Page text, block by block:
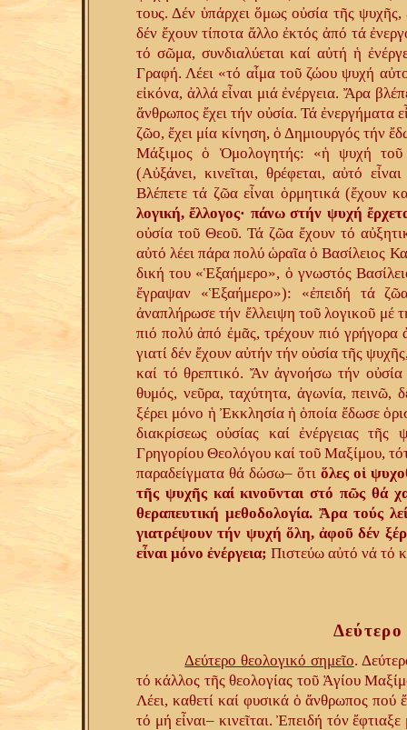
τους. Δέν ὑπάρχει ὅμως οὐσία τῆς ψυχῆς,
δέν ἔχουν τίποτα ἄλλο ἐκτός ἀπό τά
τό σῶμα, συνδιαλύεται καί αὐτή ἡ
Γραφή. Λέει «τό αἷμα τοῦ ζώου ψυχή
εἰκόνα, ἀλλά εἶναι μιά ἐνέργεια. Ἄρα
ἄνθρωπος ἔχει τήν οὐσία. Τά ἐνεργήματα
ζῶο, ἔχει μία κίνηση, ὁ Δημιουργός τήν
Μάξιμος ὁ Ὁμολογητής: «ἡ ψυχή τοῦ
(Αὐξάνει, κινεῖται, θρέφεται, αὐτό
Βλέπετε τά ζῶα εἶναι ὁρμητικά (ἔχουν
λογική, ἔλλογος· πάνω στήν ψυχή
οὐσία τοῦ Θεοῦ. Τά ζῶα ἔχουν τό
αὐτό λέει πάρα πολύ ὡραῖα ὁ Βασίλειος
δική του «Ἑξαήμερο», ὁ γνωστός
ἔγραψαν «Ἑξαήμερο»): «ἐπειδή τά
ἀναπλήρωσε τήν ἔλλειψη τοῦ λογικοῦ μέ
πιό πολύ ἀπό ἐμᾶς, τρέχουν πιό
γιατί δέν ἔχουν αὐτήν τήν οὐσία τῆς
καί τό θρεπτικό. Ἄν ἀγνοήσω τήν οὐσία
θυμός, νεῦρα, ταχύτητα, ἀγωνία,
ξέρει μόνο ἡ Ἐκκλησία ἡ ὁποία ἔδωσε
διακρίσεως οὐσίας καί ἐνέργειας
Γρηγορίου Θεολόγου καί τοῦ Μαξίμου,
παραδείγματα θά δώσω– ὅτι ὅλες οἱ
τῆς ψυχῆς καί κινοῦνται στό πῶς θά
θεραπευτική μεθοδολογία. Ἄρα τούς
γιατρέψουν τήν ψυχή ὅλη, ἀφοῦ δέν
εἶναι μόνο ἐνέργεια; Πιστεύω αὐτό νά τό
Δεύτερο
Δεύτερο θεολογικό σημεῖο.
τό κάλλος τῆς θεολογίας τοῦ Ἁγίου
Λέει, καθετί καί φυσικά ὁ ἄνθρωπος πού
τό μή εἶναι– κινεῖται. Ἐπειδή τόν